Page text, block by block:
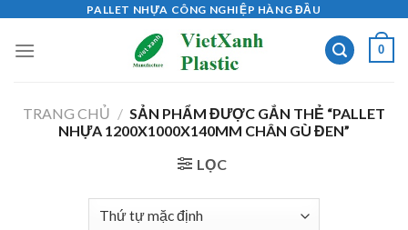
content
PALLET NHỰA CÔNG NGHIỆP HÀNG ĐẦU
0
TRANG CHỦ / SẢN PHẨM ĐƯỢC GẮN THẺ “PALLET
NHỰA 1200X1000X140MM CHÂN GÙ ĐEN”
LỌC